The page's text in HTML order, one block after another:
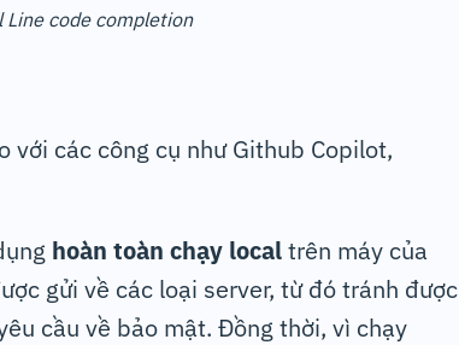
Line code completion
với các công cụ như Github Copilot,
hoàn toàn chạy localtrên máy của
gửi về các loại server, từ đó tránh được
cầu về bảo mật. Đồng thời, vì chạy